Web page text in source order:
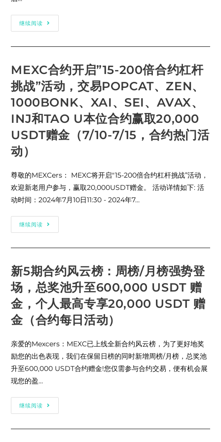
继续阅读 MEXC
關
現
貨
交
易
對
的
公
告
MEXC合约开启”15-200倍合约杠杆
挑战”活动，交易POPCAT、ZEN、
1000BONK、XAI、SEI、AVAX、
INJ和TAO U本位合约赢取20,000
USDT赠金（7/10-7/15，合约热门活
动）
尊敬的MEXCers： MEXC将开启"15-200倍合约杠杆挑战”活动，
欢迎新老用户参与，赢取20,000USDT赠金。 活动详情如下: 活
动时间：2024年7月10日11:30 - 2024年7…
继续阅读 MEXC
合
200
倍
合
约
杠
杆
挑
战”
活
动，
易
POPCAT、
ZEN、
1000BONK、
XAI、
AVAX、
和
TAO
合
新5期合约风云榜：周榜/月榜强势登
场，总奖池升至600,000 USDT 赠
金，个人最高专享20,000 USDT 赠
金（合约每日活动）
亲爱的Mexcers：MEXC已上线全新合约风云榜，为了更好地奖
励您的出色表现，我们在保留日榜的同时新增周榜/月榜，总奖池
升至600,000 USDT合约赠金!您仅需参与合约交易，便有机会展
现您的盈…
继续阅读 新
5